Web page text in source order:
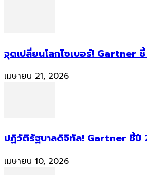
จุดเปลี่ยนโลกไซเบอร์! Gartner
เมษายน 21, 2026
ปฏิวัติรัฐบาลดิจิทัล! Gartner ชี้ปี
เมษายน 10, 2026